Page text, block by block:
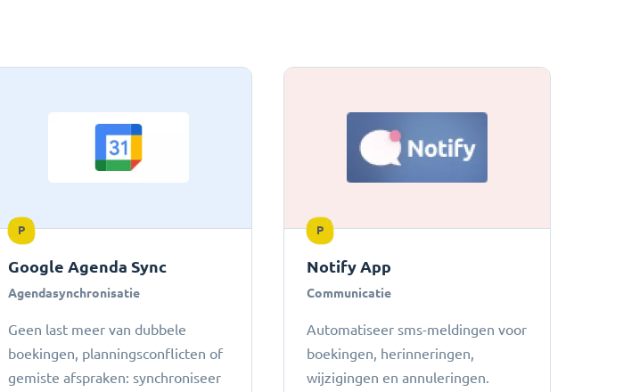
P
Google Agenda Sync
Agendasynchronisatie
Geen last meer van dubbele
boekingen, planningsconflicten of
gemiste afspraken: ​​synchroniseer
P
Notify App
Communicatie
Automatiseer sms-meldingen voor
boekingen, herinneringen,
wijzigingen en annuleringen.